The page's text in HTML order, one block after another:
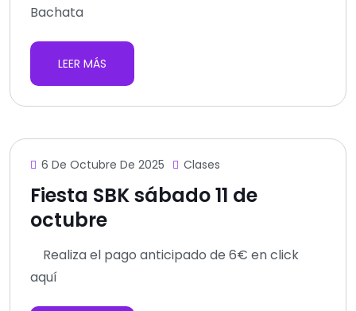
Bachata
LEER MÁS
6 De Octubre De 2025 Clases
Fiesta SBK sábado 11 de
octubre
Realiza el pago anticipado de 6€ en click
aquí